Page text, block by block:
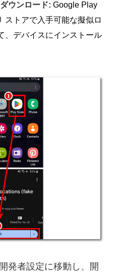
ウンロード: Google Play
ストアで入手可能な擬似ロ
、デバイスにインストール
発者設定に移動し、開